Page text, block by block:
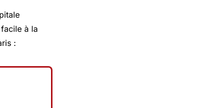
à la
: